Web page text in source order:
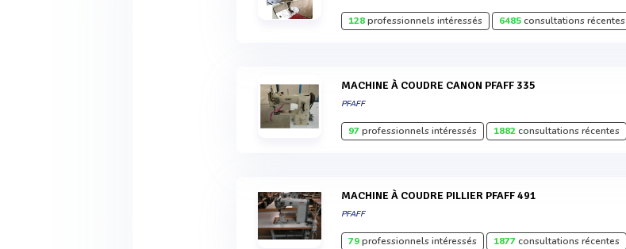
128professionnels intéressés 6485consultations récentes
MACHINE À COUDRE CANON PFAFF 335
PFAFF
97professionnels intéressés 1882consultations récentes
MACHINE À COUDRE PILLIER PFAFF 491
PFAFF
79professionnels intéressés 1877consultations récentes